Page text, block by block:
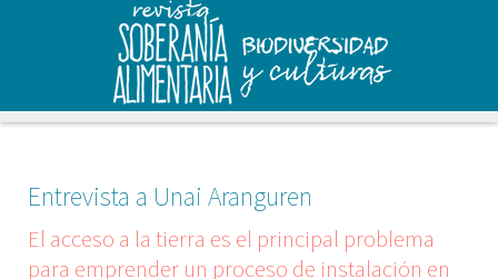
Entrevista a Unai Aranguren
El acceso a la tierra es el principal problema
para emprender un proceso de instalación en